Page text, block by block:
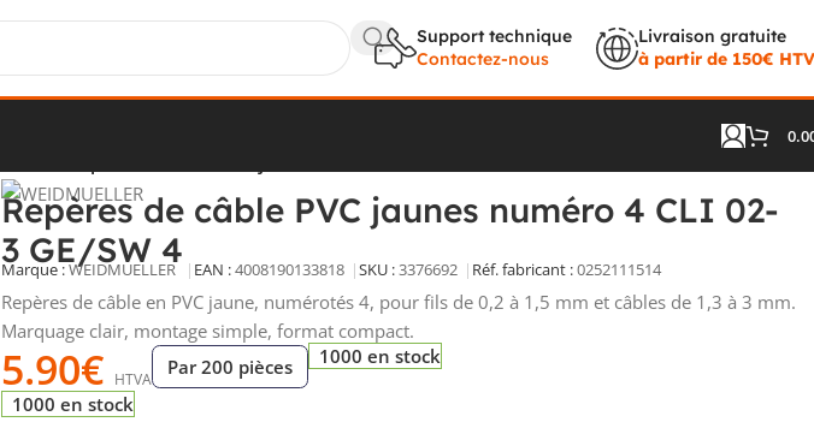
Support technique
Contactez-nous
Livraison gratuite
à partir de 150€
Repères de câble PVC jaunes numéro 4 CLI 02-
3 GE/SW 4
Marque :WEIDMUELLER EAN :4008190133818 SKU :3376692 Réf. fabricant :0252111514
Repères de câble en PVC jaune, numérotés 4, pour fils de 0,2 à 1,5 mm et câbles de 1,3 à 3 mm.
Marquage clair, montage simple, format compact.
5.90€ HTVA
Par 200 pièces
1000 en stock
1000 en stock